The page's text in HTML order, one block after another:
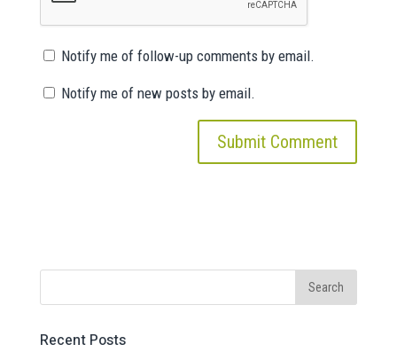
Notify me of follow-up comments by email.
Notify me of new posts by email.
Recent Posts